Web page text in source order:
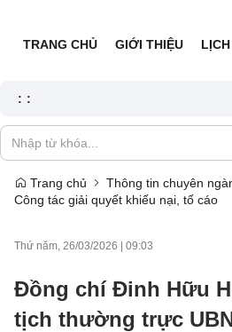
TRANG CHỦ GIỚI THIỆU
: :
Trang chủ
Thông tin chuyên
Công tác giải quyết khiếu nại, tố cáo
Thứ năm, 26/03/2026 09:03
Đồng chí Đinh Hữu
tịch thường trực